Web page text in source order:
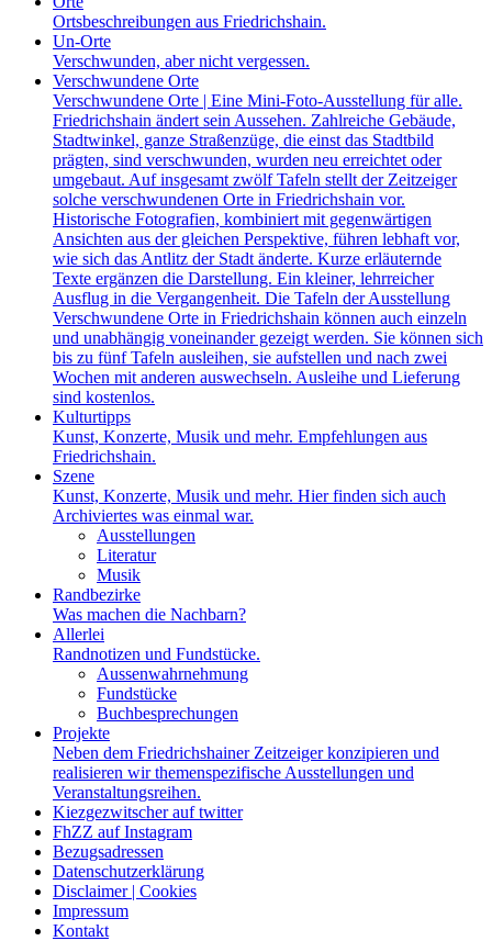
Ortsbeschreibungen aus Friedrichshain.
Un-Orte
Verschwunden, aber nicht vergessen.
Verschwundene Orte
Verschwundene Orte | Eine Mini-Foto-Ausstellung für alle.
Friedrichshain ändert sein Aussehen. Zahlreiche Gebäude,
Stadtwinkel, ganze Straßenzüge, die einst das Stadtbild
prägten, sind verschwunden, wurden neu erreichtet oder
umgebaut. Auf insgesamt zwölf Tafeln stellt der Zeitzeiger
solche verschwundenen Orte in Friedrichshain vor.
Historische Fotografien, kombiniert mit gegenwärtigen
Ansichten aus der gleichen Perspektive, führen lebhaft vor,
wie sich das Antlitz der Stadt änderte. Kurze erläuternde
Texte ergänzen die Darstellung. Ein kleiner, lehrreicher
Ausflug in die Vergangenheit. Die Tafeln der Ausstellung
Verschwundene Orte in Friedrichshain können auch einzeln
und unabhängig voneinander gezeigt werden. Sie können sich
bis zu fünf Tafeln ausleihen, sie aufstellen und nach zwei
Wochen mit anderen auswechseln. Ausleihe und Lieferung
sind kostenlos.
Kulturtipps
Kunst, Konzerte, Musik und mehr. Empfehlungen aus
Friedrichshain.
Szene
Kunst, Konzerte, Musik und mehr. Hier finden sich auch
Archiviertes was einmal war.
Ausstellungen
Literatur
Musik
Randbezirke
Was machen die Nachbarn?
Allerlei
Randnotizen und Fundstücke.
Aussenwahrnehmung
Fundstücke
Buchbesprechungen
Projekte
Neben dem Friedrichshainer Zeitzeiger konzipieren und
realisieren wir themenspezifische Ausstellungen und
Veranstaltungsreihen.
Kiezgezwitscher auf twitter
FhZZ auf Instagram
Bezugsadressen
Datenschutzerklärung
Disclaimer | Cookies
Impressum
Kontakt